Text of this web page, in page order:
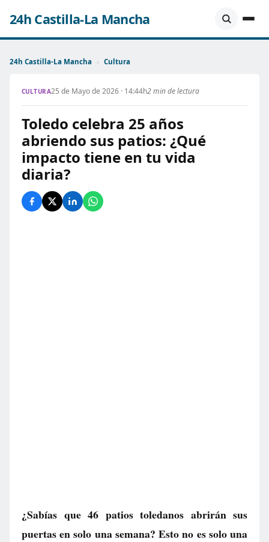
24h Castilla-La Mancha
24h Castilla-La Mancha › Cultura
CULTURA25 de Mayo de 2026 · 14:44h2 min de lectura
Toledo celebra 25 años
abriendo sus patios: ¿Qué
impacto tiene en tu vida
diaria?
¿Sabías que 46 patios toledanos abrirán sus
puertas en solo una semana? Esto no es solo una